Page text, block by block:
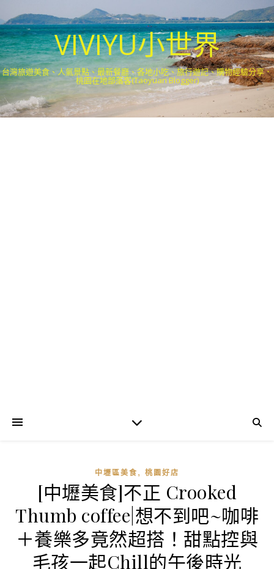
VIVIYU小世界
台灣旅遊美食、人氣景點、最新餐廳、各地小吃、旅行遊記、購物經驗分享．
桃園在地部落客(Taoyuan Blogger)
中壢區美食 , 桃園好店
[中壢美食]不正 Crooked
Thumb coffee|想不到吧~咖啡
＋養樂多竟然超搭！甜點控與
毛孩一起Chill的午後時光